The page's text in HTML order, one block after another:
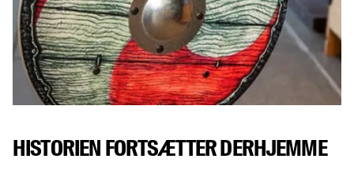
HISTORIEN FORTSÆTTER DERHJEMME